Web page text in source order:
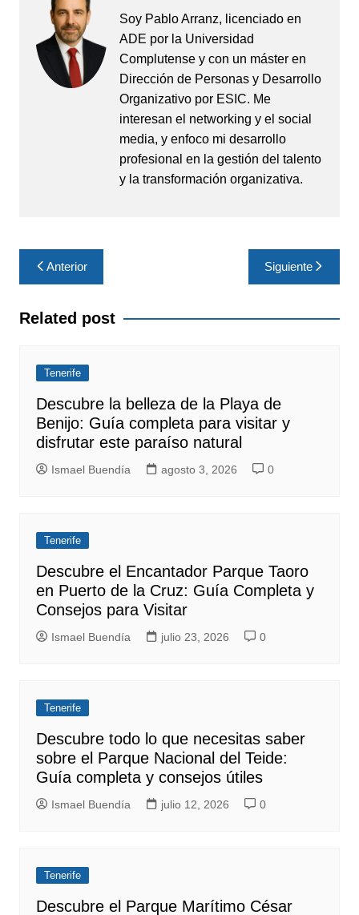
Soy Pablo Arranz, licenciado en
ADE por la Universidad
Complutense y con un máster en
Dirección de Personas y Desarrollo
Organizativo por ESIC. Me
interesan el networking y el social
media, y enfoco mi desarrollo
profesional en la gestión del talento
y la transformación organizativa.
Navegación
de
entradas
Anterior Siguiente
Related post
Tenerife
Descubre la belleza de la Playa de
Benijo: Guía completa para visitar y
disfrutar este paraíso natural
Ismael Buendía agosto 3, 2026 0
Tenerife
Descubre el Encantador Parque Taoro
en Puerto de la Cruz: Guía Completa y
Consejos para Visitar
Ismael Buendía julio 23, 2026 0
Tenerife
Descubre todo lo que necesitas saber
sobre el Parque Nacional del Teide:
Guía completa y consejos útiles
Ismael Buendía julio 12, 2026 0
Tenerife
Descubre el Parque Marítimo César